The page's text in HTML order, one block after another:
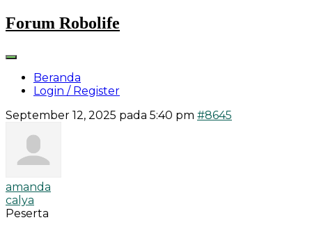
Skip
to
Forum Robolife
Beranda
Login / Register
September 12, 2025 pada 5:40 pm #8645
amanda
calya
Peserta